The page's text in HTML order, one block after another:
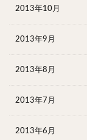
2013年10月
2013年9月
2013年8月
2013年7月
2013年6月